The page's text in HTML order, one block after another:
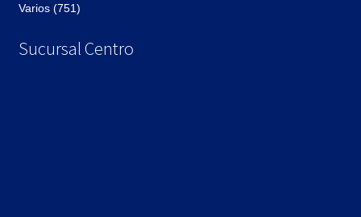
Varios (751)
Sucursal Centro